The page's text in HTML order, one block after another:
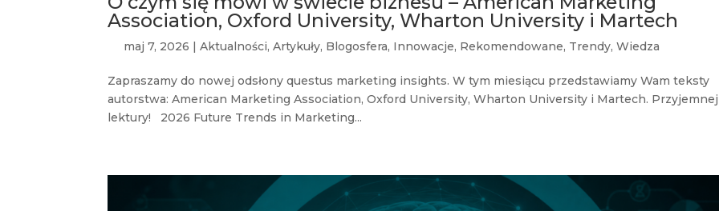
Association, Oxford University, Wharton University i Martech
maj 7, 2026 |Aktualności,Artykuły, Blogosfera, Innowacje, Rekomendowane, Trendy,Wiedza
Zapraszamy do nowej odsłony questus marketing insights. W tym miesiącu przedstawiamy Wam teksty
autorstwa: American Marketing Association, Oxford University, Wharton University i Martech. Przyjemnej
lektury! 2026 Future Trends in Marketing...